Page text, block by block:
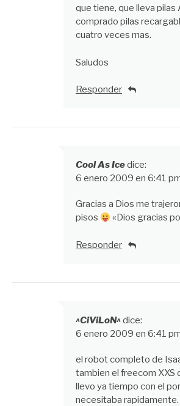
que tiene, que lleva pilas
comprado pilas
cuatro veces mas.
Saludos
Responder
Cool As Icedice:
6 enero 2009 en 6:41
Gracias a Dios me
pisos
«Dios gracias
Responder
^CiViLoN^dice:
6 enero 2009 en 6:41
el robot completo de
tambien el freecom XXS
llevo ya tiempo con el
necesitaba rapidamente.